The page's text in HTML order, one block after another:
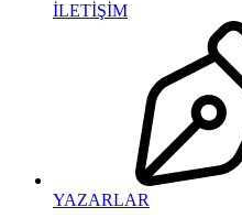
İLETİŞİM
YAZARLAR